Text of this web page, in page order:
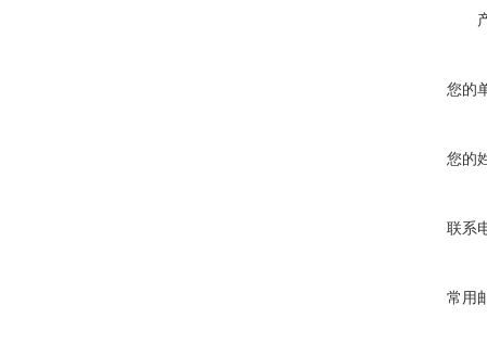
您的
您的
联系
常用